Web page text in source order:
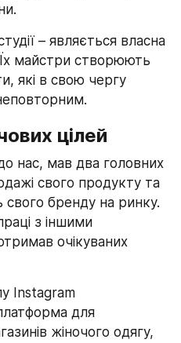
– являється власна
Їх майстри створюють
які в свою чергу
цілей
нас, мав два головних
свого продукту та
свого бренду на ринку.
з іншими
очікуваних
Instagram
для
жіночого одягу,